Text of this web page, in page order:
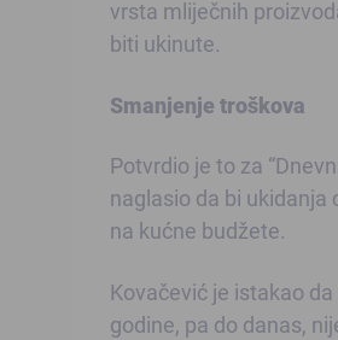
vrsta mliječnih
biti ukinute.
Smanjenje troškova
Potvrdio je to za
naglasio da bi
na kućne budžete.
Kovačević je istakao
godine, pa do danas,